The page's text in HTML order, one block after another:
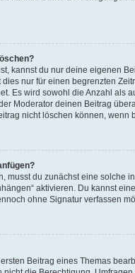
kannst du nur deine eigenen
nur für einen begrenzten
Es wird sowohl die Anzahl als
Moderator deinen Beitrag
nicht löschen können, wenn
musst du zunächst eine
aktivieren. Du kannst
ohne Signatur verfassen
Beitrag eines Themas